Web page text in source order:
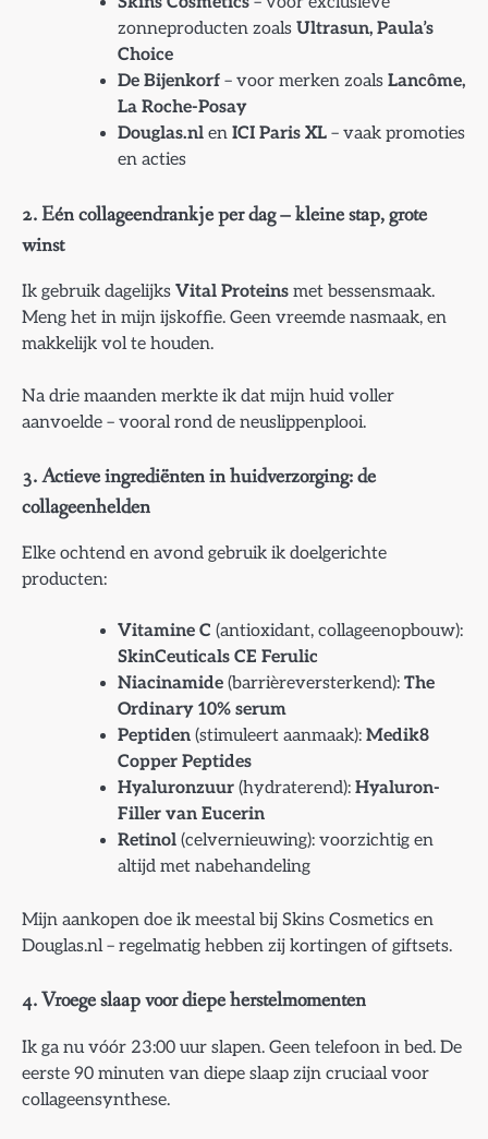
zonneproducten zoals Ultrasun, Paula’s
Choice
De Bijenkorf – voor merken zoals Lancôme,
La Roche-Posay
Douglas.nl en ICI Paris XL – vaak promoties
en acties
2. Eén collageendrankje per dag – kleine stap, grote
winst
Ik gebruik dagelijks Vital Proteins met bessensmaak.
Meng het in mijn ijskoffie. Geen vreemde nasmaak, en
makkelijk vol te houden.
Na drie maanden merkte ik dat mijn huid voller
aanvoelde – vooral rond de neuslippenplooi.
3. Actieve ingrediënten in huidverzorging: de
collageenhelden
Elke ochtend en avond gebruik ik doelgerichte
producten:
Vitamine C (antioxidant, collageenopbouw):
SkinCeuticals CE Ferulic
Niacinamide (barrièreversterkend): The
Ordinary 10% serum
Peptiden (stimuleert aanmaak): Medik8
Copper Peptides
Hyaluronzuur (hydraterend): Hyaluron-
Filler van Eucerin
Retinol (celvernieuwing): voorzichtig en
altijd met nabehandeling
Mijn aankopen doe ik meestal bij Skins Cosmetics en
Douglas.nl – regelmatig hebben zij kortingen of giftsets.
4. Vroege slaap voor diepe herstelmomenten
Ik ga nu vóór 23:00 uur slapen. Geen telefoon in bed. De
eerste 90 minuten van diepe slaap zijn cruciaal voor
collageensynthese.